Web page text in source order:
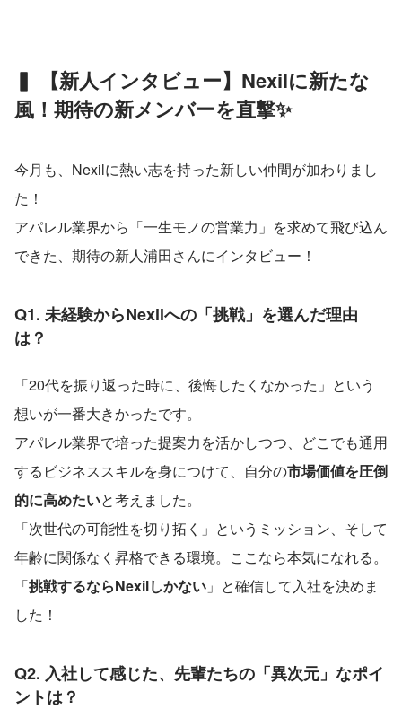
▍ 【新人インタビュー】Nexilに新たな
風！期待の新メンバーを直撃✨
今月も、Nexilに熱い志を持った新しい仲間が加わりまし
た！
アパレル業界から「一生モノの営業力」を求めて飛び込ん
できた、期待の新人浦田さんにインタビュー！
Q1. 未経験からNexilへの「挑戦」を選んだ理由
は？
「20代を振り返った時に、後悔したくなかった」という
想いが一番大きかったです。
アパレル業界で培った提案力を活かしつつ、どこでも通用
するビジネススキルを身につけて、自分の市場価値を圧倒
的に高めたいと考えました。
「次世代の可能性を切り拓く」というミッション、そして
年齢に関係なく昇格できる環境。ここなら本気になれる。
「挑戦するならNexilしかない 」と確信して入社を決めま
した！
Q2. 入社して感じた、先輩たちの「異次元」なポイ
ントは？